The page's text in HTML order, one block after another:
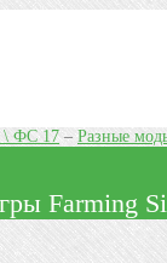
\ ФС 17– Разные
Farming